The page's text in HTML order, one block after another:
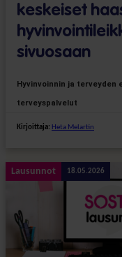
keskeiset
sivuosaan
Hyvinvoinnin ja terveyden
terveyspalvelut
Kirjoittaja: Heta Melartin
Lausunnot 18.05.2026